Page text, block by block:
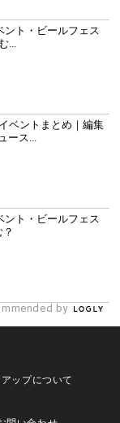
ント・ビールフェス
...
ベントまとめ｜編集
ース...
ント・ビールフェス
by
アップについて